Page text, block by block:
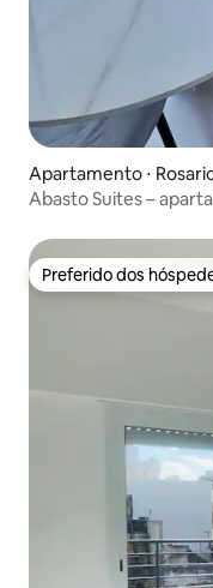
Apartamento ⋅
Abasto Suites –
Preferido dos
Preferido dos